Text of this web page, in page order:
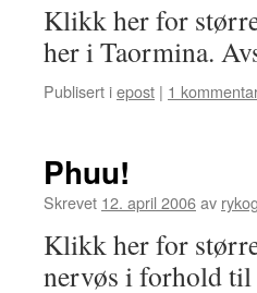
Klikk her for
her i Taormina.
Publisert iepost | 1
Phuu!
Skrevet 12. april 2006av
Klikk her for
nervøs i forhold til